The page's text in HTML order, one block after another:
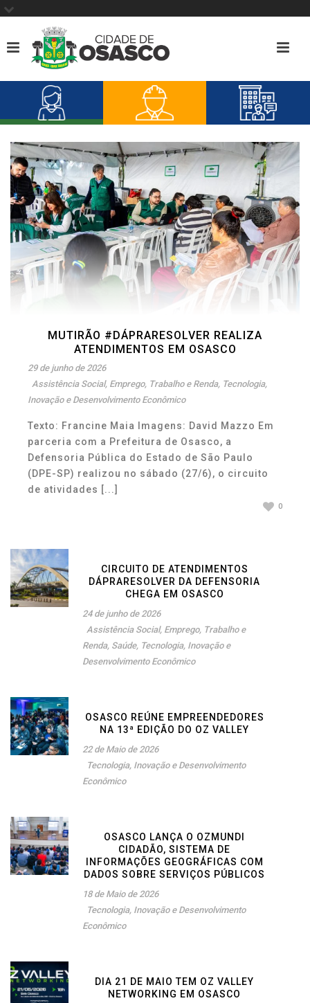
MUTIRÃO #DÁPRARESOLVER REALIZA
ATENDIMENTOS EM OSASCO
29 de junho de 2026
Assistência Social, Emprego, Trabalho e Renda, Tecnologia,
Inovação e Desenvolvimento Econômico
Texto: Francine Maia Imagens: David Mazzo Em
parceria com a Prefeitura de Osasco, a
Defensoria Pública do Estado de São Paulo
(DPE-SP) realizou no sábado (27/6), o circuito
de atividades [...]
0
CIRCUITO DE ATENDIMENTOS
DÁPRARESOLVER DA DEFENSORIA
CHEGA EM OSASCO
24 de junho de 2026
Assistência Social, Emprego, Trabalho e
Renda, Saúde, Tecnologia, Inovação e
Desenvolvimento Econômico
OSASCO REÚNE EMPREENDEDORES
NA 13ª EDIÇÃO DO OZ VALLEY
22 de Maio de 2026
Tecnologia, Inovação e Desenvolvimento
Econômico
OSASCO LANÇA O OZMUNDI
CIDADÃO, SISTEMA DE
INFORMAÇÕES GEOGRÁFICAS COM
DADOS SOBRE SERVIÇOS PÚBLICOS
18 de Maio de 2026
Tecnologia, Inovação e Desenvolvimento
Econômico
DIA 21 DE MAIO TEM OZ VALLEY
NETWORKING EM OSASCO